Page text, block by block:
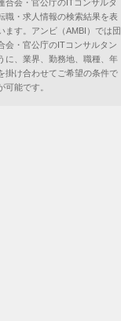
合会・官公庁のITコンサルタ
職・求人情報の検索結果を表
ます。アンビ（AMBI）では団
会・官公庁のITコンサルタン
に、業界、勤務地、職種、年
掛け合わせてご希望の条件で
可能です。